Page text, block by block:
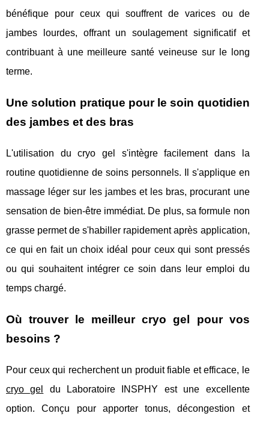
bénéfique pour ceux qui souffrent de varices ou de
jambes lourdes, offrant un soulagement significatif et
contribuant à une meilleure santé veineuse sur le long
terme.
Une solution pratique pour le soin quotidien
des jambes et des bras
L'utilisation du cryo gel s'intègre facilement dans la
routine quotidienne de soins personnels. Il s'applique en
massage léger sur les jambes et les bras, procurant une
sensation de bien-être immédiat. De plus, sa formule non
grasse permet de s'habiller rapidement après application,
ce qui en fait un choix idéal pour ceux qui sont pressés
ou qui souhaitent intégrer ce soin dans leur emploi du
temps chargé.
Où trouver le meilleur cryo gel pour vos
besoins ?
Pour ceux qui recherchent un produit fiable et efficace, le
cryo gel
du Laboratoire INSPHY est une excellente
option. Conçu pour apporter tonus, décongestion et